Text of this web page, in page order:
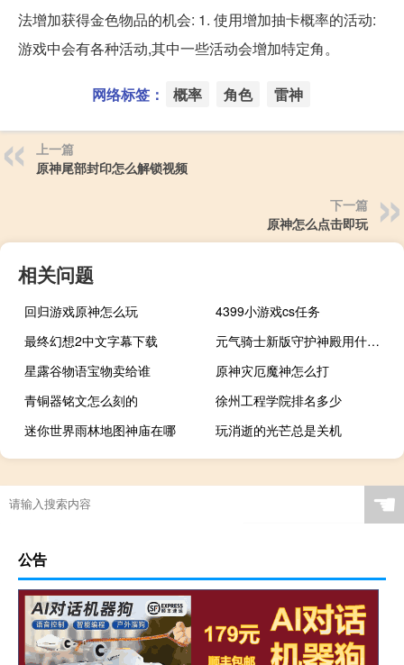
法增加获得金色物品的机会: 1. 使用增加抽卡概率的活动:
游戏中会有各种活动,其中一些活动会增加特定角。
网络标签： 概率 角色 雷神
上一篇
原神尾部封印怎么解锁视频
下一篇
原神怎么点击即玩
相关问题
回归游戏原神怎么玩
4399小游戏cs任务
最终幻想2中文字幕下载
元气骑士新版守护神殿用什么角色最好
星露谷物语宝物卖给谁
原神灾厄魔神怎么打
青铜器铭文怎么刻的
徐州工程学院排名多少
迷你世界雨林地图神庙在哪
玩消逝的光芒总是关机
☚
公告